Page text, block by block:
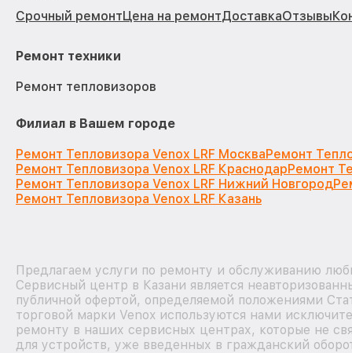
Срочный ремонтЦена на ремонтДоставкаОтзывы
Ремонт техники
Ремонт тепловизоров
Филиал в Вашем городе
Ремонт Тепловизора Venox LRF МоскваРемонт
Ремонт Тепловизора Venox LRF КраснодарРемонт
Ремонт Тепловизора Venox LRF Нижний Новгород
Ремонт Тепловизора Venox LRF Казань
Предлагаем услуги по ремонту и обслуживанию
Сервисный центр в Казани является
публичной офертой, определяемой положениями
торговой марки Venox используются нами
ремонту в наших сервисных центрах, которые не
для устройств, уже введенных в гражданский